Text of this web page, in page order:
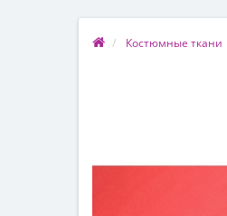
Костюмные ткани